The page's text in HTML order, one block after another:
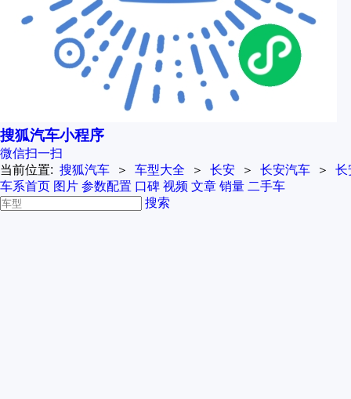
搜狐汽车小程序
微信扫一扫
当前位置: 搜狐汽车 ＞ 车型大全 ＞ 长安 ＞ 长安汽车 ＞
长
车系首页 图片 参数配置 口碑 视频 文章 销量 二手车
搜索